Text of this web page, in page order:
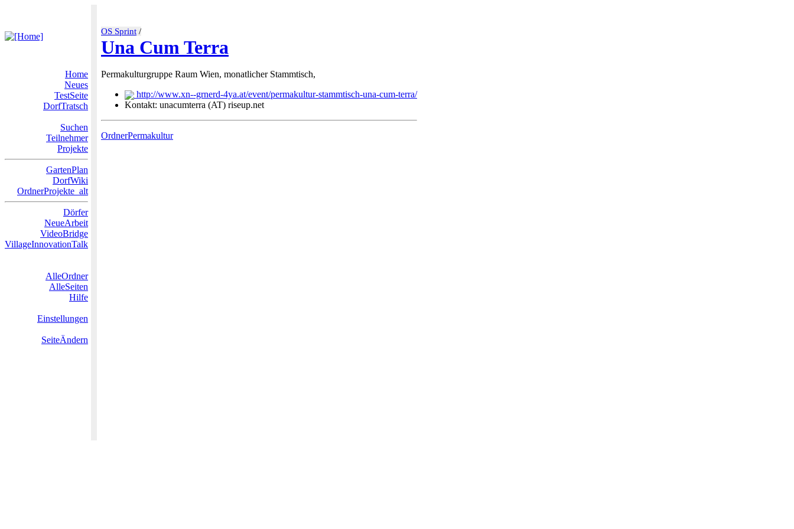
OS Sprint /
Una Cum Terra
Home
Neues
TestSeite
DorfTratsch
Suchen
Teilnehmer
Projekte
GartenPlan
DorfWiki
OrdnerProjekte_alt
Dörfer
NeueArbeit
VideoBridge
VillageInnovationTalk
AlleOrdner
AlleSeiten
Hilfe
Einstellungen
SeiteÄndern
Permakulturgruppe Raum Wien, monatlicher Stammtisch,
http://www.xn--grnerd-4ya.at/event/permakultur-stammtisch-una-cum-terra/
Kontakt: unacumterra (AT) riseup.net
OrdnerPermakultur